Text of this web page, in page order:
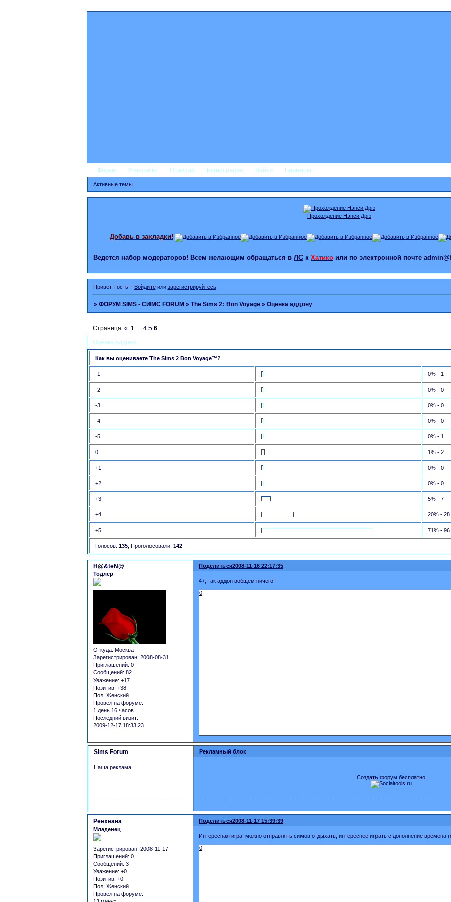
Форум Участники Правила Регистрация Войти Баннеры
Активные темы
Прохождение Нэнси Дрю
Добавь в закладки!
Ведется набор модераторов! Всем желающим обращаться в ЛС к Хатико или по электронной почте
Привет, Гость! Войдитеили зарегистрируйтесь.
»ФОРУМ SIMS - СИМС FORUM »The Sims 2: Bon Voyage »Оценка аддону
Оценка аддону
Страница:« 1 … 4 5 6
Как вы оцениваете The Sims 2 Bon Voyage™?
-1 0% - 1
-2 0% - 0
-3 0% - 0
-4 0% - 0
-5 0% - 1
0 1% - 2
+1 0% - 0
+2 0% - 0
+3 5% - 7
+4 20% - 28
+5 71% - 96
Голосов: 135; Проголосовали: 142
Поделиться2008-11-16 22:17:35
Н@&teN@
Тодлер
Откуда: Москва
Зарегистрирован: 2008-08-31
Приглашений: 0
Сообщений: 82
Уважение: +17
Позитив: +38
Пол: Женский
Провел на форуме:
1 день 16 часов
Последний визит:
2009-12-17 18:33:23
4+, так аддон вобщем ничего!
0
Рекламный блок
Sims Forum
Наша реклама
Создать форум бесплатно
Поделиться2008-11-17 15:39:39
Реехеана
Младенец
Зарегистрирован: 2008-11-17
Приглашений: 0
Сообщений: 3
Уважение: +0
Позитив: +0
Пол: Женский
Провел на форуме:
Интересная игра, можно отправлять симов отдыхать, интереснее играть с дополнение времена
0